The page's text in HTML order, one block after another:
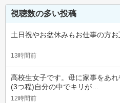
視聴数の多い投稿
土日祝やお盆休みもお仕事の方
13時間前
高校生女子です。母に家事をあれ
(3つ程)自分の中でキリが…
12時間前